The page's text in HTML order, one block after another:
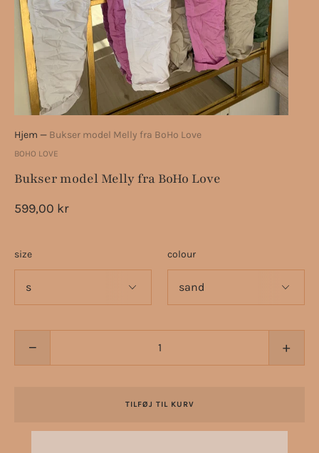
Hjem — Bukser model Melly fra BoHo Love
BOHO LOVE
Bukser model Melly fra BoHo Love
599,00 kr
size colour
− +
TILFØJ TIL KURV